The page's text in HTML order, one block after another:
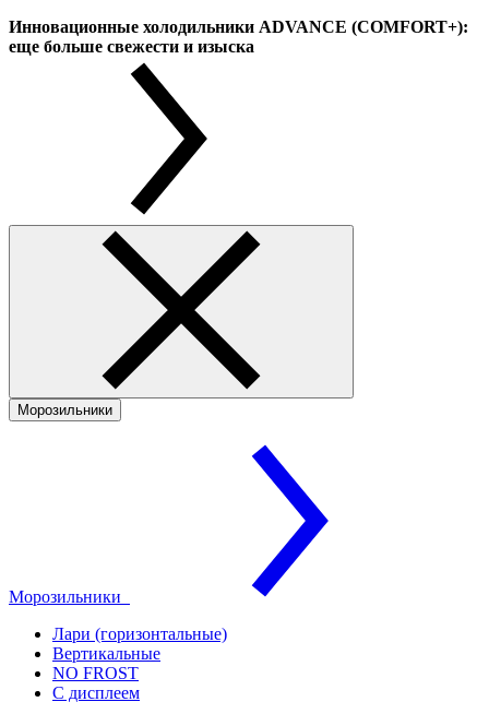
Инновационные холодильники ADVANCE (COMFORT+):
еще больше свежести и изыска
Морозильники
Морозильники
Лари (горизонтальные)
Вертикальные
NO FROST
С дисплеем